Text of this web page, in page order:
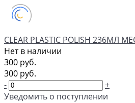
CLEAR PLASTIC POLISH 236МЛ
Нет в наличии
300 руб.
300 руб.
-
+
Уведомить о поступлении